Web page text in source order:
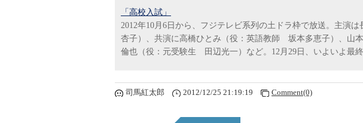
「高校入試」
2012年10月6日から、フジテレビ系列の土ドラ枠で放送。主演
杏子）、共演に高橋ひとみ（役：英語教師 坂本多恵子）、山
倫也（役：元受験生 田辺光一）など。12月29日、いよいよ最終
司馬紅太郎 2012/12/25 21:19:19 Comment(0)